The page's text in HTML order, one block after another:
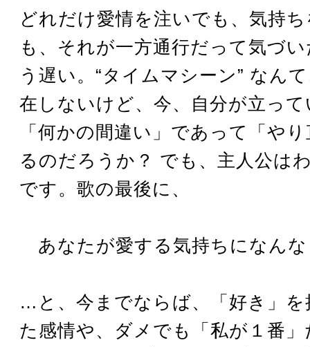
どれだけ愛情を注いでも、気持
も、それが一方通行だって気づ
う遅い。“タイムマシーン” なん
在しないけど、今、自分が立っ
「何かの間違い」であって「や
るのだろうか？ でも、主人公は
です。歌の最後に、
あなたが愛する気持ちになん
…と、今までならば、「好き」を
た感情や、ダメでも「私が１番